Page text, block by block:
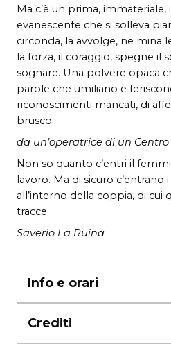
Ma c’è un prima,
evanescente che si solleva
circonda, la avvolge, ne mina
la forza, il coraggio, spegne il
sognare. Una polvere opaca
parole che umiliano e
riconoscimenti mancati, di
brusco.
da un’operatrice di un
Non so quanto c’entri il
lavoro. Ma di sicuro
all’interno della coppia, di cui
tracce.
Saverio La Ruina
Info e orari
ore 21.00
domenica ore 18.00
durata75′ senza intervallo
Crediti